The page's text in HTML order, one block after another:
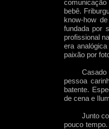
bebê.
know-how
fundada por
profissional
era
paixão por
Casado
pessoa
batente.
de cena e
Junto com
pouco